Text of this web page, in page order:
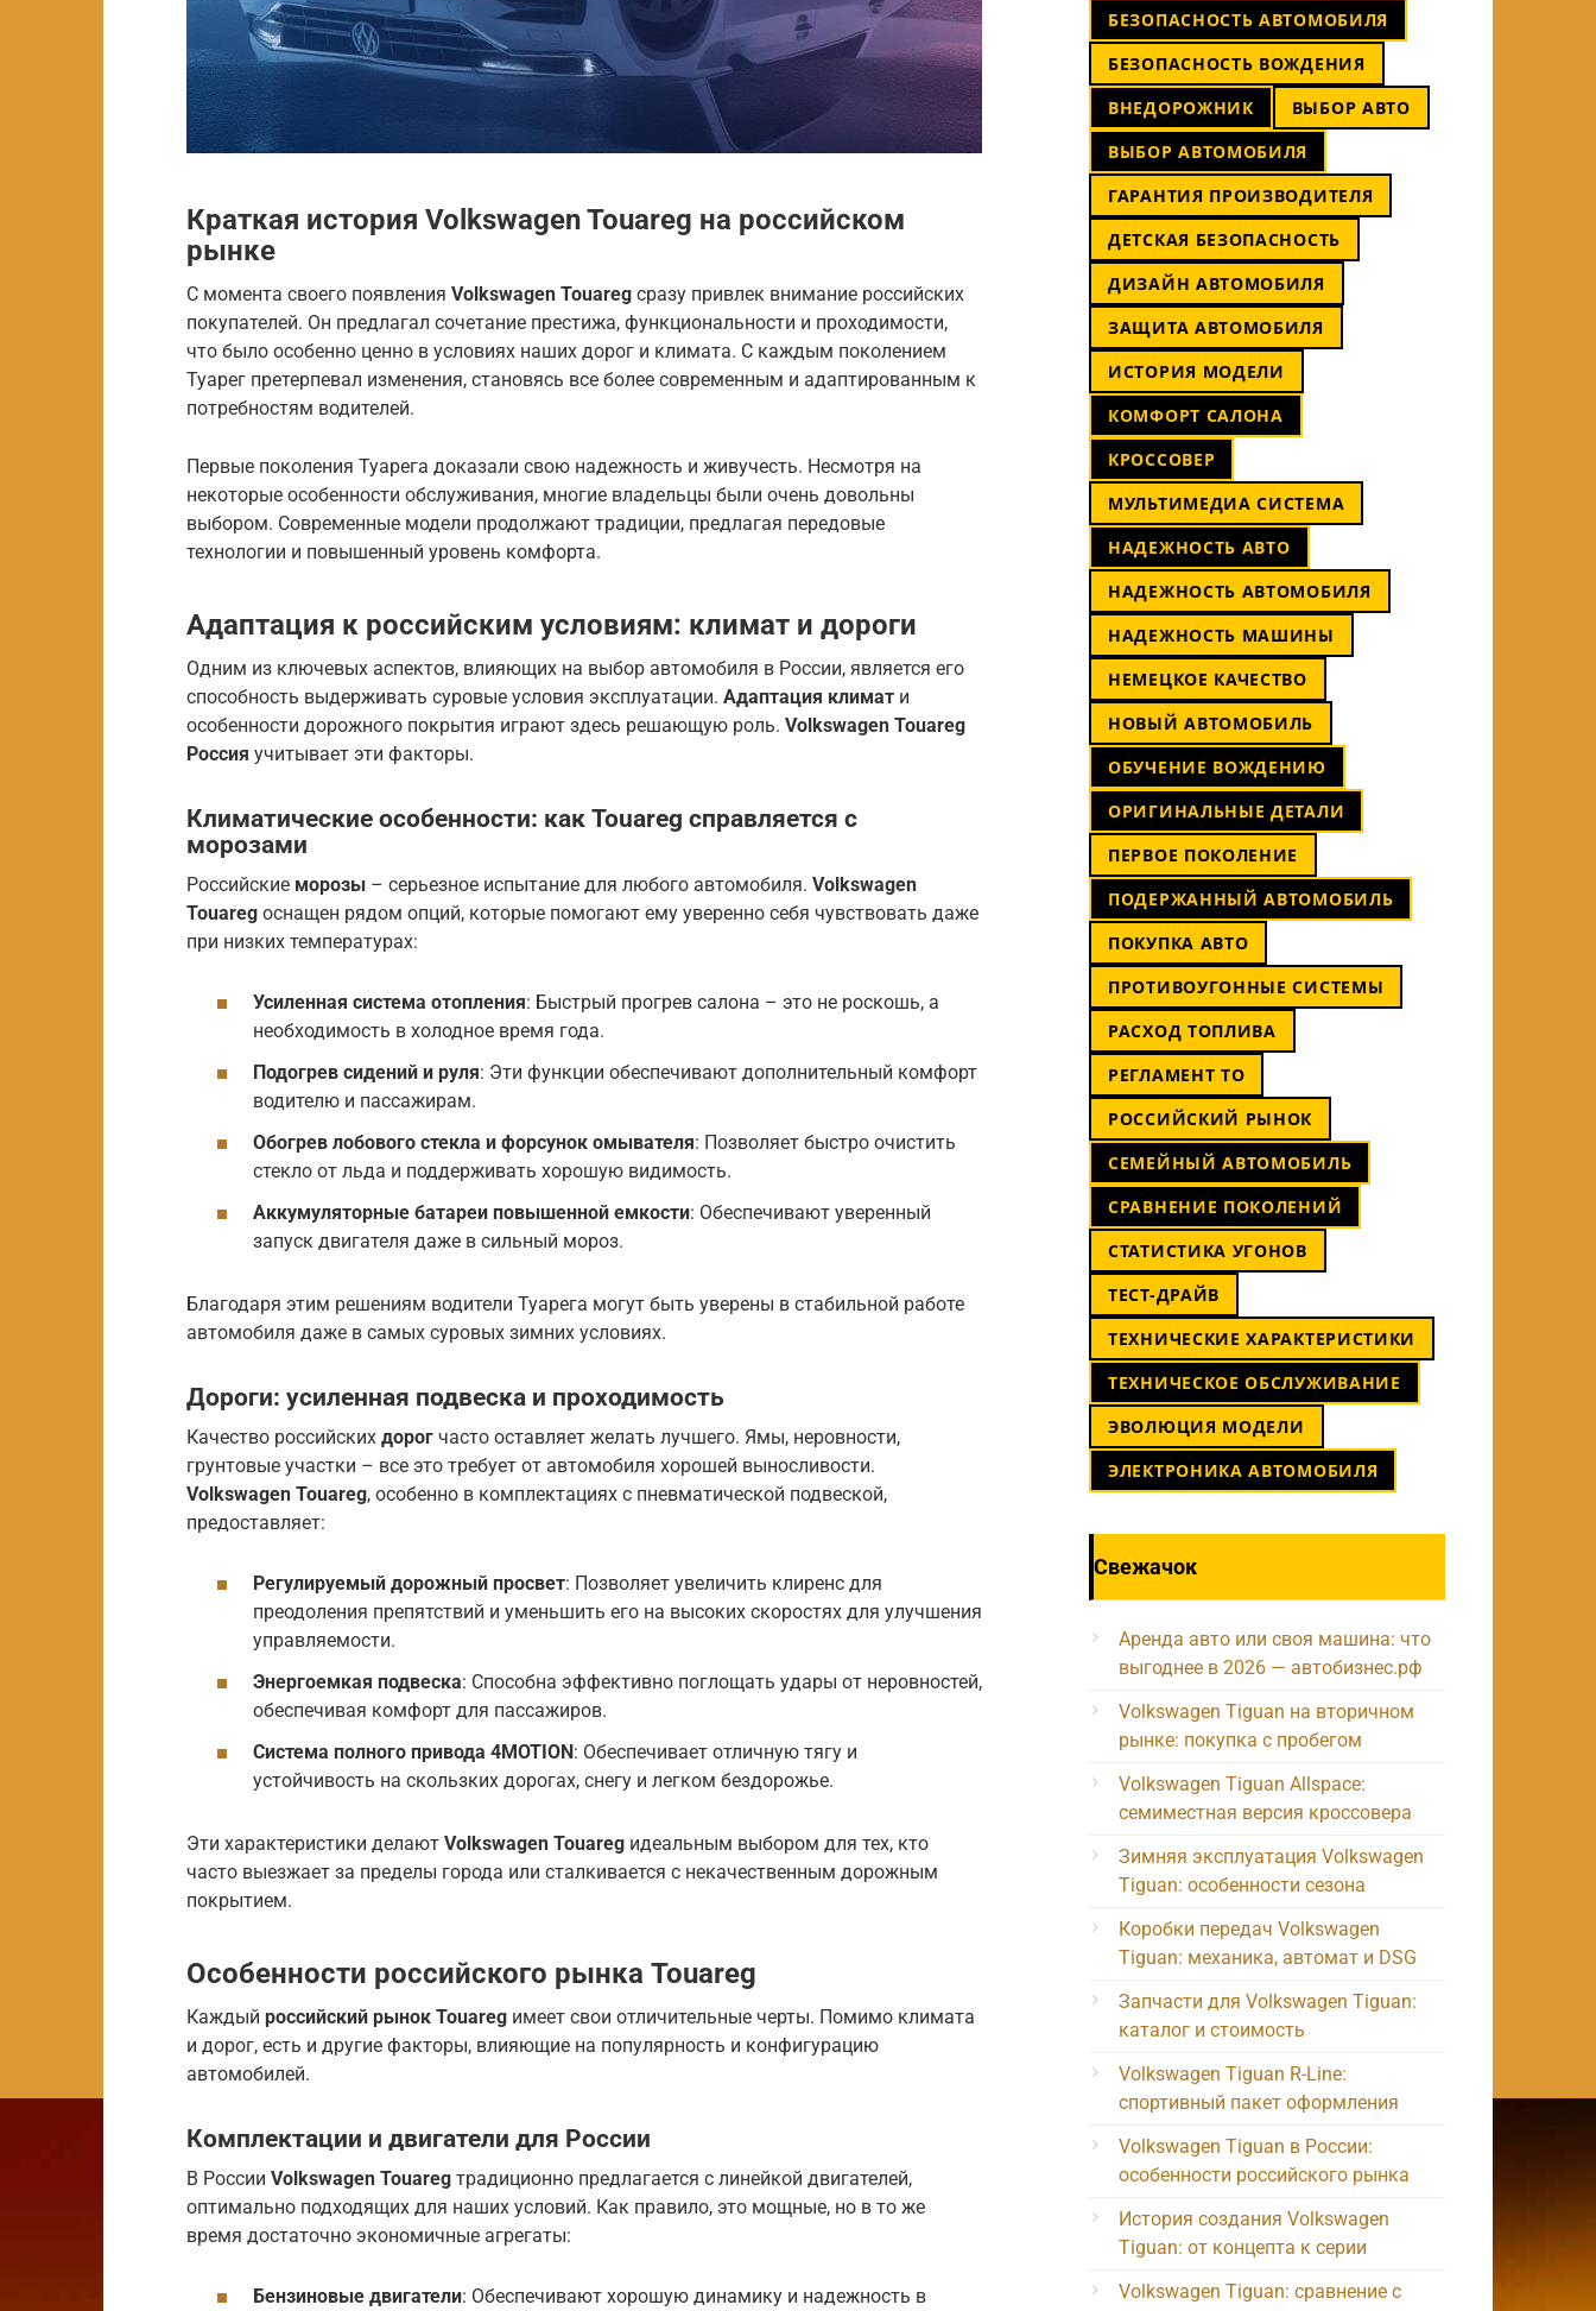
Краткая история Volkswagen Touareg на российском
рынке
С момента своего появления Volkswagen Touareg сразу привлек внимание российских
покупателей. Он предлагал сочетание престижа, функциональности и проходимости,
что было особенно ценно в условиях наших дорог и климата. С каждым поколением
Туарег претерпевал изменения, становясь все более современным и адаптированным к
потребностям водителей.
Первые поколения Туарега доказали свою надежность и живучесть. Несмотря на
некоторые особенности обслуживания, многие владельцы были очень довольны
выбором. Современные модели продолжают традиции, предлагая передовые
технологии и повышенный уровень комфорта.
Адаптация к российским условиям: климат и дороги
Одним из ключевых аспектов, влияющих на выбор автомобиля в России, является его
способность выдерживать суровые условия эксплуатации. Адаптация климат и
особенности дорожного покрытия играют здесь решающую роль. Volkswagen Touareg
Россия учитывает эти факторы.
Климатические особенности: как Touareg справляется с
морозами
Российские морозы – серьезное испытание для любого автомобиля. Volkswagen
Touareg оснащен рядом опций, которые помогают ему уверенно себя чувствовать даже
при низких температурах:
Усиленная система отопления: Быстрый прогрев салона – это не роскошь, а
необходимость в холодное время года.
Подогрев сидений и руля: Эти функции обеспечивают дополнительный комфорт
водителю и пассажирам.
Обогрев лобового стекла и форсунок омывателя: Позволяет быстро очистить
стекло от льда и поддерживать хорошую видимость.
Аккумуляторные батареи повышенной емкости: Обеспечивают уверенный
запуск двигателя даже в сильный мороз.
Благодаря этим решениям водители Туарега могут быть уверены в стабильной работе
автомобиля даже в самых суровых зимних условиях.
Дороги: усиленная подвеска и проходимость
Качество российских дорог часто оставляет желать лучшего. Ямы, неровности,
грунтовые участки – все это требует от автомобиля хорошей выносливости.
Volkswagen Touareg, особенно в комплектациях с пневматической подвеской,
предоставляет:
Регулируемый дорожный просвет: Позволяет увеличить клиренс для
преодоления препятствий и уменьшить его на высоких скоростях для улучшения
управляемости.
Энергоемкая подвеска: Способна эффективно поглощать удары от неровностей,
обеспечивая комфорт для пассажиров.
Система полного привода 4MOTION : Обеспечивает отличную тягу и
устойчивость на скользких дорогах, снегу и легком бездорожье.
Эти характеристики делают Volkswagen Touareg идеальным выбором для тех, кто
часто выезжает за пределы города или сталкивается с некачественным дорожным
покрытием.
Особенности российского рынка Touareg
Каждый российский рынок Touareg имеет свои отличительные черты. Помимо климата
и дорог, есть и другие факторы, влияющие на популярность и конфигурацию
автомобилей.
Комплектации и двигатели для России
В России Volkswagen Touareg традиционно предлагается с линейкой двигателей,
оптимально подходящих для наших условий. Как правило, это мощные, но в то же
время достаточно экономичные агрегаты:
Бензиновые двигатели: Обеспечивают хорошую динамику и надежность в
БЕЗОПАСНОСТЬ АВТОМОБИЛЯ
БЕЗОПАСНОСТЬ ВОЖДЕНИЯ
ВНЕДОРОЖНИК
ВЫБОР АВТО
ВЫБОР АВТОМОБИЛЯ
ГАРАНТИЯ ПРОИЗВОДИТЕЛЯ
ДЕТСКАЯ БЕЗОПАСНОСТЬ
ДИЗАЙН АВТОМОБИЛЯ
ЗАЩИТА АВТОМОБИЛЯ
ИСТОРИЯ МОДЕЛИ
КОМФОРТ САЛОНА
КРОССОВЕР
МУЛЬТИМЕДИА СИСТЕМА
НАДЕЖНОСТЬ АВТО
НАДЕЖНОСТЬ АВТОМОБИЛЯ
НАДЕЖНОСТЬ МАШИНЫ
НЕМЕЦКОЕ КАЧЕСТВО
НОВЫЙ АВТОМОБИЛЬ
ОБУЧЕНИЕ ВОЖДЕНИЮ
ОРИГИНАЛЬНЫЕ ДЕТАЛИ
ПЕРВОЕ ПОКОЛЕНИЕ
ПОДЕРЖАННЫЙ АВТОМОБИЛЬ
ПОКУПКА АВТО
ПРОТИВОУГОННЫЕ СИСТЕМЫ
РАСХОД ТОПЛИВА
РЕГЛАМЕНТ ТО
РОССИЙСКИЙ РЫНОК
СЕМЕЙНЫЙ АВТОМОБИЛЬ
СРАВНЕНИЕ ПОКОЛЕНИЙ
СТАТИСТИКА УГОНОВ
ТЕСТ-ДРАЙВ
ТЕХНИЧЕСКИЕ ХАРАКТЕРИСТИКИ
ТЕХНИЧЕСКОЕ ОБСЛУЖИВАНИЕ
ЭВОЛЮЦИЯ МОДЕЛИ
ЭЛЕКТРОНИКА АВТОМОБИЛЯ
Свежачок
Аренда авто или своя машина: что
выгоднее в 2026 — автобизнес.рф
Volkswagen Tiguan на вторичном
рынке: покупка с пробегом
Volkswagen Tiguan Allspace:
семиместная версия кроссовера
Зимняя эксплуатация Volkswagen
Tiguan: особенности сезона
Коробки передач Volkswagen
Tiguan: механика, автомат и DSG
Запчасти для Volkswagen Tiguan:
каталог и стоимость
Volkswagen Tiguan R-Line:
спортивный пакет оформления
Volkswagen Tiguan в России:
особенности российского рынка
История создания Volkswagen
Tiguan: от концепта к серии
Volkswagen Tiguan: сравнение с